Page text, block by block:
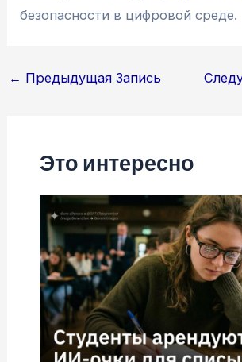
безопасности в цифровой среде.
Навигация
← Предыдущая Запись
Это интересно